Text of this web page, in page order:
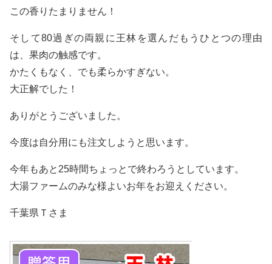
この香りたまりません！
そして80過ぎの両親に王林を選んだもうひとつの理由
は、果肉の触感です。
かたくもなく、でも柔らかすぎない。
大正解でした！
ありがとうございました。
今度は自分用にも注文しようと思います。
今年もあと25時間ちょっとで終わろうとしています。
大湯ファームのみな様よいお年をお迎えください。
千葉県Ｔさま